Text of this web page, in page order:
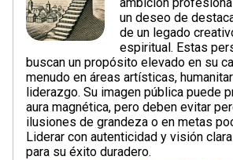
un deseo de
de un legado
espiritual. Estas
buscan un propósito elevado en su
menudo en áreas artísticas,
liderazgo. Su imagen pública puede
aura magnética, pero deben evitar
ilusiones de grandeza o en metas
Liderar con autenticidad y visión
para su éxito duradero.